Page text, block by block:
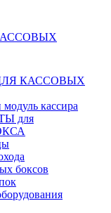
КАССОВЫХ
кассира
для
боксов